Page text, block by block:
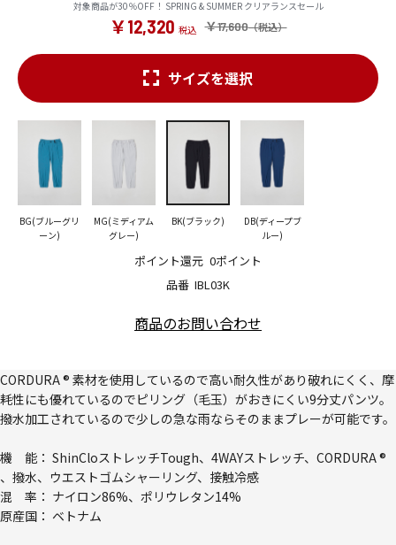
対象商品が30％OFF！ SPRING & SUMMER クリアランスセール
￥17,600
￥12,320
品番 IBL03K
ポイント還元 0ポイント
サイズを選択
BG(ブルーグリ
ーン)
MG(ミディアム
グレー)
BK(ブラック)
DB(ディープブ
ルー)
商品のお問い合わせ
CORDURA ® 素材を使用しているので高い耐久性があり破れにくく、摩
耗性にも優れているのでピリング（毛玉）がおきにくい9分丈パンツ。
撥水加工されているので少しの急な雨ならそのままプレーが可能です。
機 能： ShinCloストレッチTough、4WAYストレッチ、CORDURA ®
、撥水、ウエストゴムシャーリング、接触冷感
混 率： ナイロン86%、ポリウレタン14%
原産国： ベトナム